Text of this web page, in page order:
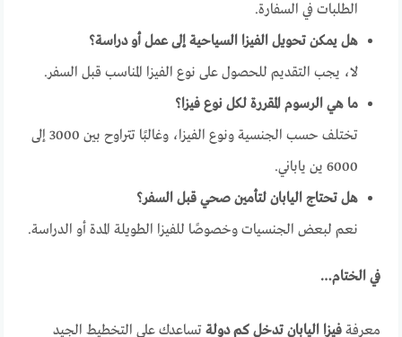
الطلبات في السفارة.
هل يمكن تحويل الفيزا السياحية إلى عمل أو دراسة؟
لا، يجب التقديم للحصول على نوع الفيزا المناسب قبل السفر.
ما هي الرسوم المقررة لكل نوع فيزا؟
تختلف حسب الجنسية ونوع الفيزا، وغالبًا تتراوح بين 3000 إلى
6000 ين ياباني.
هل تحتاج اليابان لتأمين صحي قبل السفر؟
نعم لبعض الجنسيات وخصوصًا للفيزا الطويلة المدة أو الدراسة.
في الختام…
معرفةفيزا اليابان تدخل كم دولة تساعدك على التخطيط الجيد